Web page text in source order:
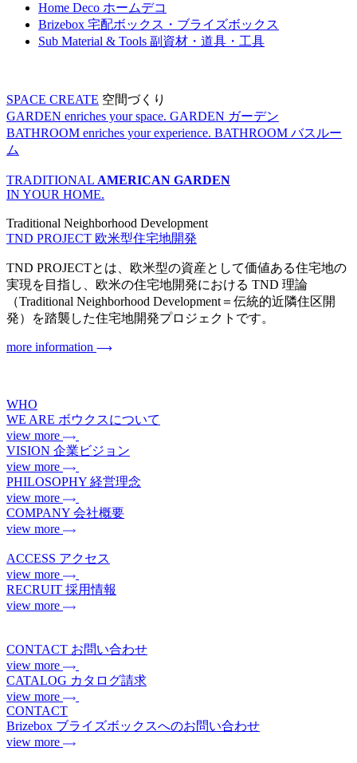
Home Deco ホームデコ
Brizebox 宅配ボックス・ブライズボックス
Sub Material & Tools 副資材・道具・工具
SPACE CREATE 空間づくり
GARDEN enriches your space. GARDEN ガーデン
BATHROOM enriches your experience. BATHROOM バスルー
ム
TRADITIONAL AMERICAN GARDEN
IN YOUR HOME.
Traditional Neighborhood Development
TND PROJECT 欧米型住宅地開発
TND PROJECTとは、欧米型の資産として価値ある住宅地の
実現を目指し、欧米の住宅地開発における TND 理論
（Traditional Neighborhood Development＝伝統的近隣住区開
発）を踏襲した住宅地開発プロジェクトです。
more information
WHO
WE ARE ボウクスについて
view more
VISION 企業ビジョン
view more
PHILOSOPHY 経営理念
view more
COMPANY 会社概要
view more
ACCESS アクセス
view more
RECRUIT 採用情報
view more
CONTACT お問い合わせ
view more
CATALOG カタログ請求
view more
CONTACT
Brizebox ブライズボックスへのお問い合わせ
view more